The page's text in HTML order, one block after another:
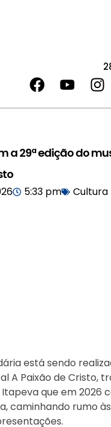
a 29ª edição do
5:33 pm Cultura
está sendo
A Paixão de Cristo,
que em 2026
caminhando rumo